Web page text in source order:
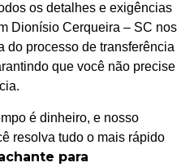
os detalhes e exigências
Dionísio Cerqueira – SC nos
do processo de transferência
que você não precise
é dinheiro, e nosso
resolva tudo o mais rápido
para